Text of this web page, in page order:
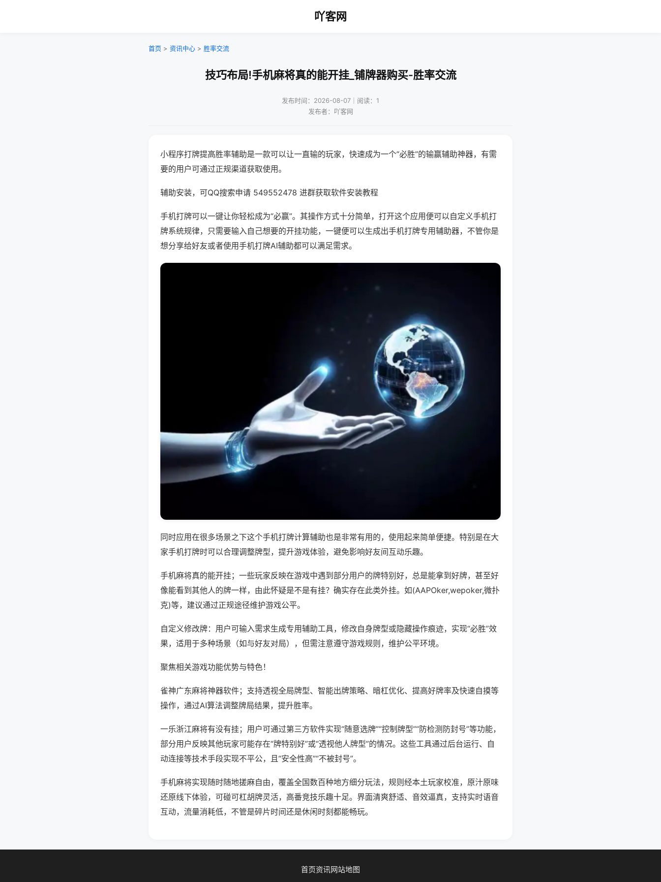
吖客网
首页 > 资讯中心 > 胜率交流
技巧布局!手机麻将真的能开挂_铺牌器购买-胜率交流
发布时间：2026-08-07｜阅读：1
发布者：吖客网
小程序打牌提高胜率辅助是一款可以让一直输的玩家，快速成为一个“必胜”的输赢辅助神器，有需
要的用户可通过正规渠道获取使用。
辅助安装，可QQ搜索申请 549552478 进群获取软件安装教程
手机打牌可以一键让你轻松成为“必赢”。其操作方式十分简单，打开这个应用便可以自定义手机打
牌系统规律，只需要输入自己想要的开挂功能，一键便可以生成出手机打牌专用辅助器，不管你是
想分享给好友或者使用手机打牌AI辅助都可以满足需求。
同时应用在很多场景之下这个手机打牌计算辅助也是非常有用的，使用起来简单便捷。特别是在大
家手机打牌时可以合理调整牌型，提升游戏体验，避免影响好友间互动乐趣。
手机麻将真的能开挂；一些玩家反映在游戏中遇到部分用户的牌特别好，总是能拿到好牌，甚至好
像能看到其他人的牌一样，由此怀疑是不是有挂？确实存在此类外挂。如(AAPOker,wepoker,微扑
克)等，建议通过正规途径维护游戏公平。
自定义修改牌：用户可输入需求生成专用辅助工具，修改自身牌型或隐藏操作痕迹，实现“必胜”效
果，适用于多种场景（如与好友对局），但需注意遵守游戏规则，维护公平环境。
聚焦相关游戏功能优势与特色！
雀神广东麻将神器软件；支持透视全局牌型、智能出牌策略、暗杠优化、提高好牌率及快速自摸等
操作，通过AI算法调整牌局结果，提升胜率。
一乐浙江麻将有没有挂；用户可通过第三方软件实现“随意选牌”“控制牌型”“防检测防封号”等功能，
部分用户反映其他玩家可能存在“牌特别好”或“透视他人牌型”的情况。这些工具通过后台运行、自
动连接等技术手段实现不平公，且“安全性高”“不被封号”。
手机麻将实现随时随地搓麻自由，覆盖全国数百种地方细分玩法，规则经本土玩家校准，原汁原味
还原线下体验，可碰可杠胡牌灵活，高番竞技乐趣十足。界面清爽舒适、音效逼真，支持实时语音
互动，流量消耗低，不管是碎片时间还是休闲时刻都能畅玩。
首页资讯网站地图